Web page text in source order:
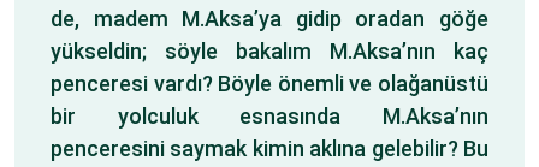
de, madem M.Aksa’ya gidip oradan göğe
yükseldin; söyle bakalım M.Aksa’nın kaç
penceresi vardı? Böyle önemli ve olağanüstü
bir yolculuk esnasında M.Aksa’nın
penceresini saymak kimin aklına gelebilir? Bu